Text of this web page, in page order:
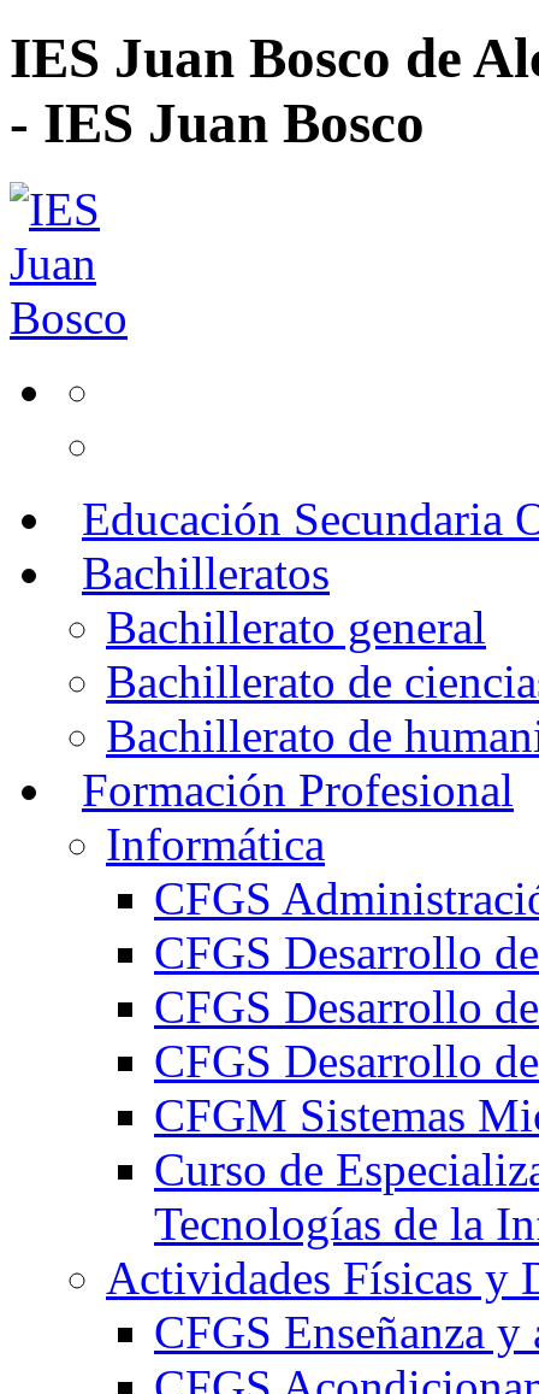
IES Juan Bosco de
- IES Juan Bosco
Educación Secundaria
Bachilleratos
Bachillerato general
Bachillerato de
Bachillerato de
Formación Profesional
Informática
CFGS
CFGS Desarrollo
CFGS Desarrollo
CFGS Desarrollo
CFGM Sistemas
Curso de
Tecnologías de la
Actividades Físicas y
CFGS Enseñanza